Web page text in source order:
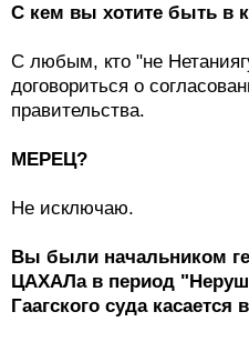
С кем вы хотите быть в
С любым, кто "не
договориться о
правительства.
МЕРЕЦ?
Не исключаю.
Вы были начальником
ЦАХАЛа в период
Гаагского суда касается